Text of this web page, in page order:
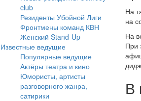
club
Резиденты Убойной Лиги
Фронтмены команд КВН
Женский Stand-Up
Известные ведущие
Популярные ведущие
Актёры театра и кино
Юмористы, артисты
разговорного жанра,
сатирики
На
на
На
При
В